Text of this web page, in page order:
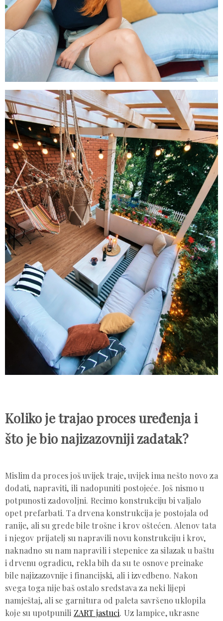
Koliko je trajao proces uređenja i
što je bio najizazovniji zadatak?
Mislim da proces još uvijek traje, uvijek ima nešto novo za
dodati, napraviti, ili nadopuniti postojeće. Još nismo u
potpunosti zadovoljni. Recimo konstrukciju bi valjalo
opet prefarbati. Ta drvena konstrukcija je postojala od
ranije, ali su grede bile trošne i krov oštećen. Alenov tata
i njegov prijatelj su napravili novu konstrukciju i krov,
naknadno su nam napravili i stepenice za silazak u baštu
i drvenu ogradicu, rekla bih da su te osnove preinake
bile najizazovnije i financijski, ali i izvedbeno. Nakon
svega toga nije baš ostalo sredstava za neki lijepi
namještaj, ali se garnitura od paleta savršeno uklopila
koje su upotpunili ZART jastuci. Uz lampice, ukrasne